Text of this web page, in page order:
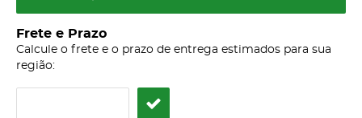
Frete e Prazo
Calcule o frete e o prazo de entrega estimados para sua
região: